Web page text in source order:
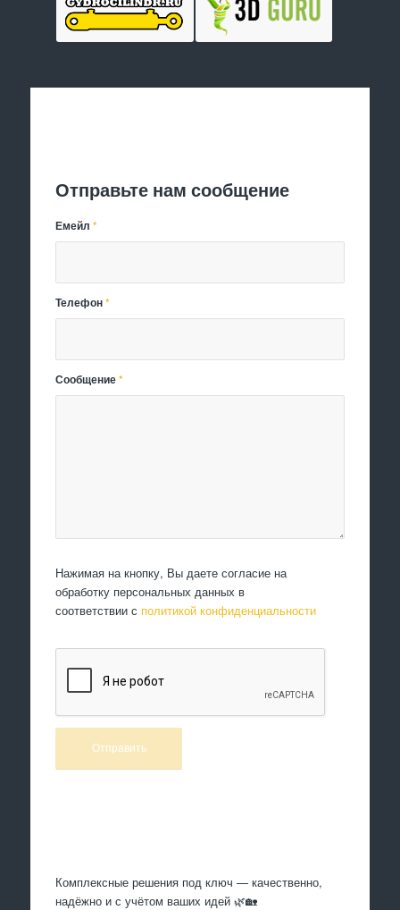
Отправьте нам сообщение
Емейл*
Телефон*
Сообщение*
Нажимая на кнопку, Вы даете согласие на
обработку персональных данных в
соответствии с политикой конфиденциальности
Комплексные решения под ключ — качественно,
надёжно и с учётом ваших идей 🌿🏡